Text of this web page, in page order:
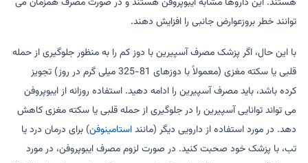
توانند خطر بروزعوارض جانبی را افزایش دهند.
با این حال، اگر پزشک مصرف آسپیرین با دوز کم را به منظور جلوگیری از حمله
قلبی یا سکته مغزی (معمولاً با دوزهای 81-325 میلی گرم در روز) تجویز
کرده باشد، باید مصرف آسپیرین را ادامه دهید. استفاده روزانه از ایبوپروفن
می تواند توانایی آسپیرین را در جلوگیری از حمله قلبی یا سکته مغزی کاهش
دهد. در مورد استفاده از دارویی دیگر (ماننداستامینوفن) برای درمان درد یا
تب، با پزشک خود صحبت کنید. در صورت لزوم مصرف ایبوپروفن، در مورد